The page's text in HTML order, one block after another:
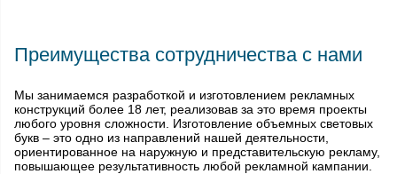
Преимущества сотрудничества с нами
Мы занимаемся разработкой и изготовлением рекламных
конструкций более 18 лет, реализовав за это время проекты
любого уровня сложности. Изготовление объемных световых
букв – это одно из направлений нашей деятельности,
ориентированное на наружную и представительскую рекламу,
повышающее результативность любой рекламной кампании.